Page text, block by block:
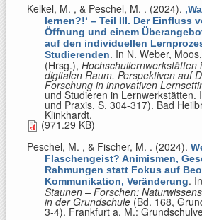
Kelkel, M. , & Peschel, M. . (2024).
lernen?!‘ – Teil III. Der Einfluss
Öffnung und einem
auf den individuellen
Studierenden. In N. Weber,
(Hrsg.), Hochschullernwerkstätten
digitalen Raum. Perspektiven auf
Forschung in innovativen
und Studieren in Lernwerkstätten.
und Praxis, S. 304-317). Bad
Klinkhardt.
(971.29 KB)
Peschel, M. , & Fischer, M. . (2024).
Flaschengeist? Animismen,
Rahmungen statt Fokus auf
Kommunikation, Veränderung. In
Staunen – Forschen:
in der Grundschule (Bd. 168,
3-4). Frankfurt a. M.: